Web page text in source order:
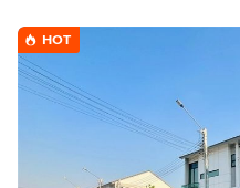
HOT